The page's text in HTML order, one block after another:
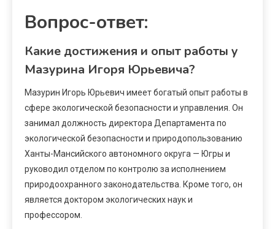
Вопрос-ответ:
Какие достижения и опыт работы у
Мазурина Игоря Юрьевича?
Мазурин Игорь Юрьевич имеет богатый опыт работы в
сфере экологической безопасности и управления. Он
занимал должность директора Департамента по
экологической безопасности и природопользованию
Ханты-Мансийского автономного округа — Югры и
руководил отделом по контролю за исполнением
природоохранного законодательства. Кроме того, он
является доктором экологических наук и
профессором.